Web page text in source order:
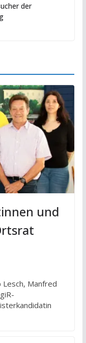
der
und
Lesch, Manfred